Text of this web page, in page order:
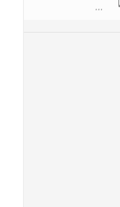
02188153221